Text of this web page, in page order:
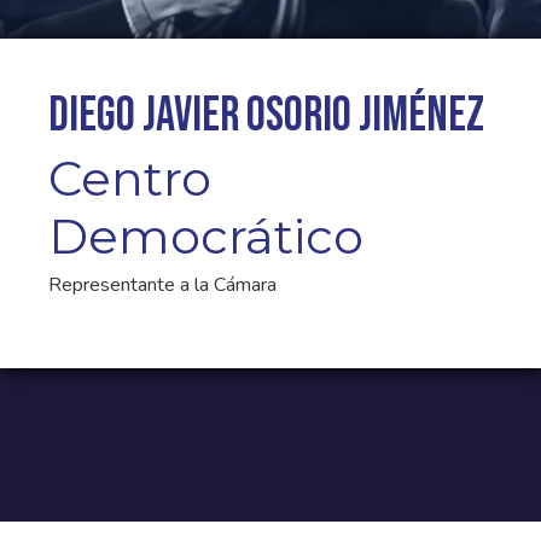
Diego Javier Osorio Jiménez
Centro
Democrático
Representante a la Cámara